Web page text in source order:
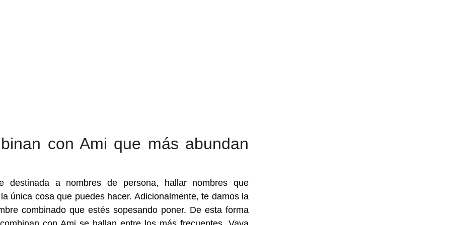
con Ami que más abundan
destinada a nombres de persona, hallar nombres que
única cosa que puedes hacer. Adicionalmente, te damos la
combinado que estés sopesando poner. De esta forma